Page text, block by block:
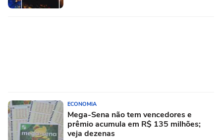
ECONOMIA
Mega-Sena não tem vencedores e
prêmio acumula em R$ 135 milhões;
veja dezenas